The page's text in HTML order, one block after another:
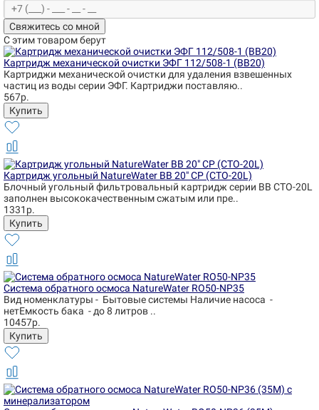
Свяжитесь со мной
С этим товаром берут
Картридж механической очистки ЭФГ 112/508-1 (BB20)
Картриджи механической очистки для удаления взвешенных
частиц из воды серии ЭФГ. Картриджи поставляю..
567р.
Картридж угольный NatureWater BB 20" CP (CTO-20L)
Блочный угольный фильтровальный картридж серии BB CTO-20L
заполнен высококачественным сжатым или пре..
1331р.
Система обратного осмоса NatureWater RO50-NP35
Вид номенклатуры - Бытовые системы Наличие насоса -
нетЕмкость бака - до 8 литров ..
10457р.